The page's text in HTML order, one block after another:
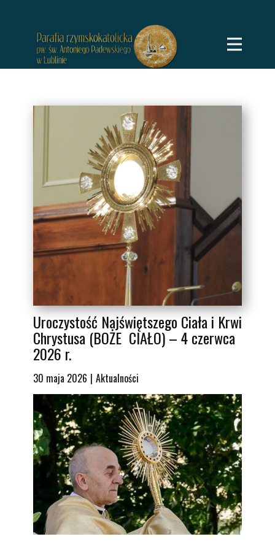
Uroczystość Najświętszego Ciała i Krwi
Chrystusa (BOŻE CIAŁO) – 4 czerwca
2026 r.
30 maja 2026 Aktualności